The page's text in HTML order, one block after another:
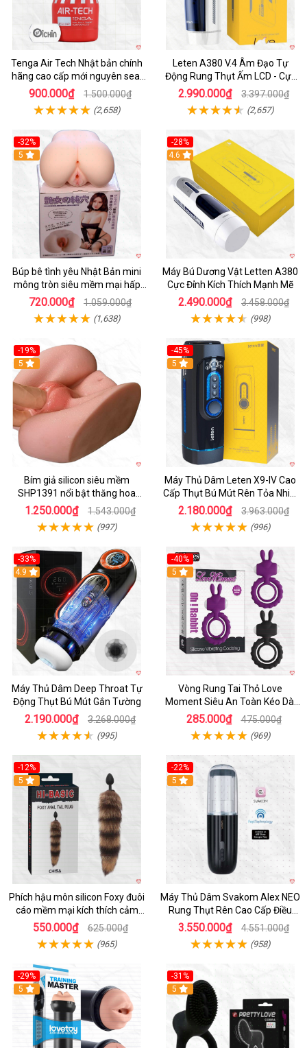
Tenga Air Tech Nhật bản chính
hãng cao cấp mới nguyên seal
giá tốt
900.000₫ 1.500.000₫
(2,658)
Leten A380 V.4 Âm Đạo Tự
Động Rung Thụt Ấm LCD - Cực
Phê
2.990.000₫ 3.397.000₫
(2,657)
-32%
Hot
5
Búp bê tình yêu Nhật Bản mini
mông tròn siêu mềm mại hấp
dẫn
720.000₫ 1.059.000₫
(1,638)
-28%
Hot
4.6
Máy Bú Dương Vật Letten A380
Cực Đỉnh Kích Thích Mạnh Mẽ
2.490.000₫ 3.458.000₫
(998)
-19%
Hot
5
Bím giả silicon siêu mềm
SHP1391 nổi bật thăng hoa
hoàn hảo
1.250.000₫ 1.543.000₫
(997)
-45%
Hot
5
Máy Thủ Dâm Leten X9-IV Cao
Cấp Thụt Bú Mút Rên Tỏa Nhiệt
Sạc Pin
2.180.000₫ 3.963.000₫
(996)
-33%
Hot
4.9
Máy Thủ Dâm Deep Throat Tự
Động Thụt Bú Mút Gắn Tường
2.190.000₫ 3.268.000₫
(995)
-40%
5
Vòng Rung Tai Thỏ Love
Moment Siêu An Toàn Kéo Dài
Thời Gian
285.000₫ 475.000₫
(969)
-12%
Hot
5
Phích hậu môn silicon Foxy đuôi
cáo mềm mại kích thích cảm
giác mới
550.000₫ 625.000₫
(965)
-22%
5
Máy Thủ Dâm Svakom Alex NEO
Rung Thụt Rên Cao Cấp Điều
Khiển App
3.550.000₫ 4.551.000₫
(958)
-29%
Hot
5
-31%
5